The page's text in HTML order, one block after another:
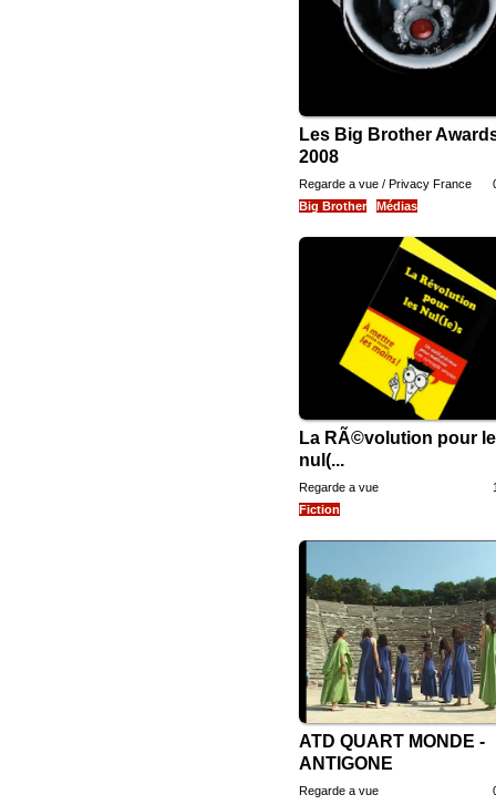
Les Big Brother
2008
Regarde a vue / Privacy France
Big Brother
Médias
La RÃ©volution pour
nul(...
Regarde a vue
Fiction
ATD QUART MONDE -
ANTIGONE
Regarde a vue